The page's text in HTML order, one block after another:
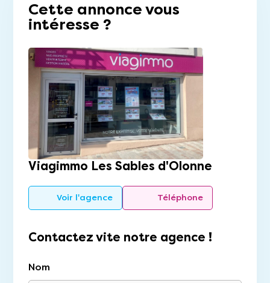
Cette annonce vous
intéresse ?
Viagimmo Les Sables d'Olonne
Voir l'agence Téléphone
Contactez vite notre agence !
Nom